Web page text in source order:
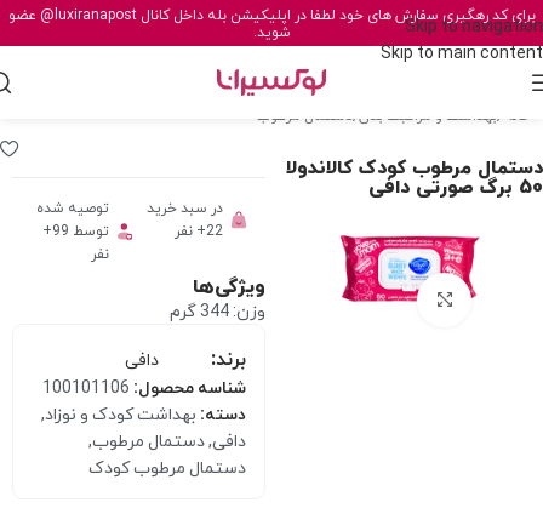
Skip to navigation
Skip to main content
برای کد رهگیری سفارش های خود لطفا در اپلیکیشن بله داخل کانال@luxiranapost عضو
شوید.
خانه /بهداشت و مراقبت بدن /دستمال مرطوب
دستمال مرطوب کودک کالاندولا
50 برگ صورتی دافی
برای بزرگنمایی کلیک کنید
در سبد خرید
22+ نفر
توصیه شده
توسط 99+
نفر
ویژگی‌ها
وزن: 344 گرم
برند:
دافی
شناسه محصول: 100101106
دسته: بهداشت کودک و نوزاد,
دافی,دستمال مرطوب,
دستمال مرطوب کودک